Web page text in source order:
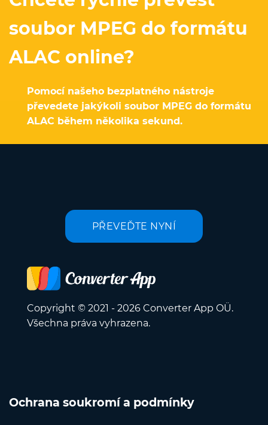
soubor MPEG do formátu
ALAC online?
Pomocí našeho bezplatného nástroje
převedete jakýkoli soubor MPEG do formátu
ALAC během několika sekund.
PŘEVEĎTE NYNÍ
Copyright © 2021 - 2026 Converter App OÜ.
Všechna práva vyhrazena.
Ochrana soukromí a podmínky